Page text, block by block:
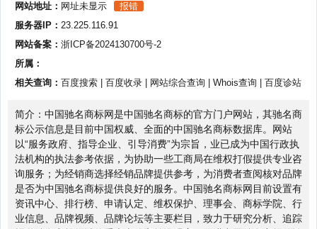
网站地址： 网址未显示
报错
服务器IP： 23.225.116.91
网站备案： 浙ICP备2024130700号-2
所属：
相关查询： 百度搜索 百度收录 网站综合查询 Whois查询 百度诊站
简介：中国驰名商标网是中国驰名商标的官方门户网站，其驰名商
标公示信息是目前中国权威、全面的中国驰名商标数据库。网站
以“服务政府、指导企业、引导消费”为宗旨，业已成为中国行政执
法机构的执法参考依据，为协助一些工商局在维权打假提供专业咨
询服务；为经销商选择经销品牌提供参考，为消费者查阅核对品牌
是否为中国驰名商标提供良好的服务。中国驰名商标网目前设置有
资讯中心、排行榜、申请认定、维权保护、理事会、商标学院、行
业信息、品牌视频、品牌论坛等主要栏目，致力于研究分析、追踪